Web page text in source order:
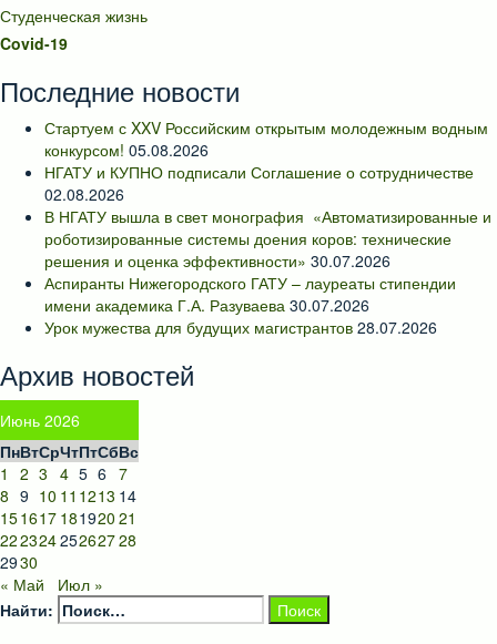
Студенческая жизнь
Covid-19
Последние новости
Стартуем с XXV Российским открытым молодежным водным
конкурсом! 05.08.2026
НГАТУ и КУПНО подписали Соглашение о сотрудничестве
02.08.2026
В НГАТУ вышла в свет монография «Автоматизированные и
роботизированные системы доения коров: технические
решения и оценка эффективности» 30.07.2026
Аспиранты Нижегородского ГАТУ – лауреаты стипендии
имени академика Г.А. Разуваева 30.07.2026
Урок мужества для будущих магистрантов 28.07.2026
Архив новостей
Июнь 2026
ПнВтСрЧтПтСбВс
1
2 3 4 5 6 7
8 9 10 11 1213 14
151617 181920 21
22232425262728
2930
« Май
Июл »
Найти: